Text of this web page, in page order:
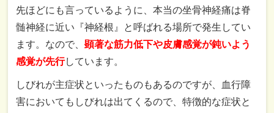
先ほどにも言っているように、本当の坐骨神経痛は脊
髄神経に近い『神経根』と呼ばれる場所で発生してい
ます。なので、顕著な筋力低下や皮膚感覚が鈍いよう
感覚が先行しています。
しびれが主症状といったものもあるのですが、血行障
害においてもしびれは出てくるので、特徴的な症状と